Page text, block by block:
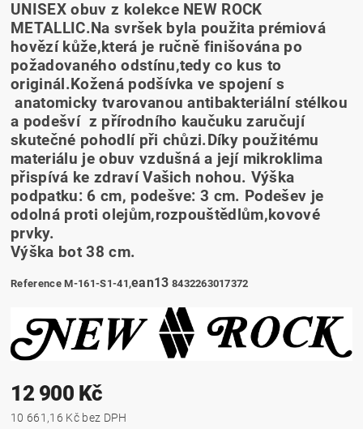
UNISEX obuv z kolekce NEW ROCK
METALLIC.Na svršek byla použita prémiová
hovězí kůže,která je ručně finišována po
požadovaného odstínu,tedy co kus to
originál.Kožená podšívka ve spojení s
anatomicky tvarovanou antibakteriální stélkou
a podešví z přírodního kaučuku zaručují
skutečné pohodlí při chůzi.Díky použitému
materiálu je obuv vzdušná a její mikroklima
přispívá ke zdraví Vašich nohou. Výška
podpatku: 6 cm, podešve: 3 cm. Podešev je
odolná proti olejům,rozpouštědlům,kovové
prvky.
Výška bot 38 cm.
Reference M-161-S1-41,ean13 8432263017372
12 900 Kč
10 661,16 Kč bez DPH